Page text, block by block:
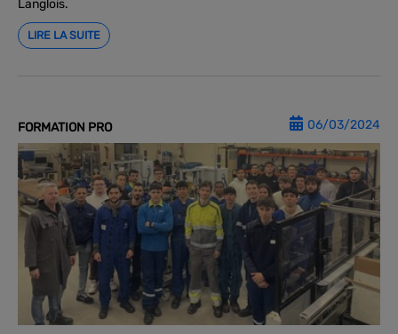
Langlois.
LIRE LA SUITE
FORMATION PRO 06/03/2024